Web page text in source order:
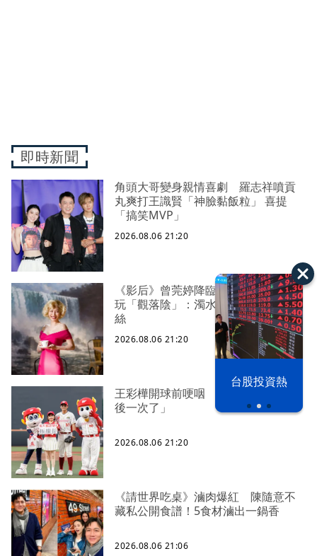
之下
台股投資熱
即時新聞
角頭大哥變身親情喜劇 羅志祥噴貢
丸爽打王識賢「神臉黏飯粒」 喜提
「搞笑MVP」
2026.08.06 21:20
《影后》曾莞婷降臨雄影 化身夢露
玩「觀落陰」：濁水溪以南都是我粉
絲
2026.08.06 21:20
王彩樺開球前哽咽 稱臉部加工「最
後一次了」
2026.08.06 21:20
《請世界吃桌》滷肉爆紅 陳隨意不
藏私公開食譜！5食材滷出一鍋香
2026.08.06 21:06